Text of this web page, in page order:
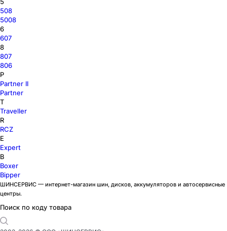
508
5008
6
607
8
807
806
P
Partner II
Partner
T
Traveller
R
RCZ
E
Expert
B
Boxer
Bipper
ШИНСЕРВИС — интернет-магазин шин, дисков, аккумуляторов и автосервисные
центры.
Поиск по коду товара